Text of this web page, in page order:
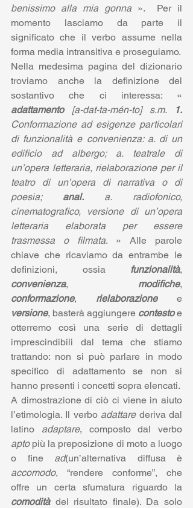
benissimo alla mia gonna ».  Per il
momento lasciamo da parte il
significato che il verbo assume nella
forma media intransitiva e proseguiamo.
Nella medesima pagina del dizionario
troviamo anche la definizione del
adattamento [a-dat-ta-mén-to] s.m.
1.
Conformazione ad esigenze particolari
di funzionalità e convenienza: a. di un
edificio ad albergo; a. teatrale di
un’opera letteraria, rielaborazione per il
teatro di un’opera di narrativa o di
poesia; anal. a. radiofonico,
cinematografico, versione di un’opera
letteraria elaborata per essere
trasmessa o filmata. » Alle parole
chiave che ricaviamo da entrambe le
definizioni, ossia funzionalità
convenienza, modifiche
conformazione, rielaborazione
versione, basterà aggiungere contesto e
otterremo così una serie di dettagli
imprescindibili dal tema che stiamo
trattando: non si può parlare in modo
specifico di adattamento se non si
hanno presenti i concetti sopra elencati.
A dimostrazione di ciò ci viene in aiuto
l’etimologia. Il verbo adattare deriva dal
latino adaptare
apto più la preposizione di moto a luogo
o fine ad
accomodo, “rendere conforme”, che
comodità